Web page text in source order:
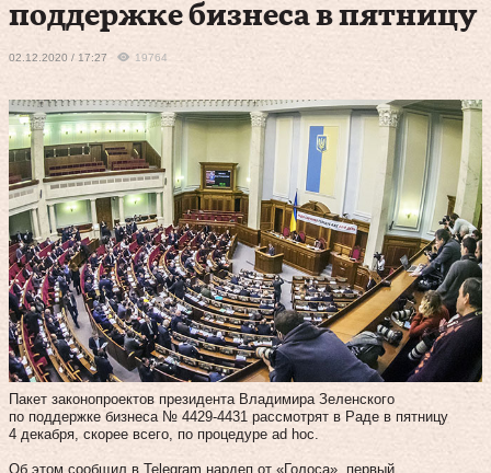
поддержке бизнеса в пятницу
02.12.2020 / 17:27 19764
Пакет законопроектов президента Владимира Зеленского
по поддержке бизнеса № 4429-4431 рассмотрят в Раде в пятницу
4 декабря, скорее всего, по процедуре ad hoc.
Об этом сообщил в Telegram нардеп от «Голоса», первый